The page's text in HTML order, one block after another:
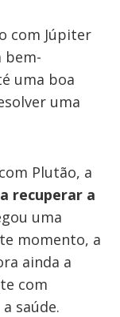
com Júpiter
bem-
uma boa
uma
Plutão, a
recuperar a
uma
momento, a
ainda a
com
saúde.